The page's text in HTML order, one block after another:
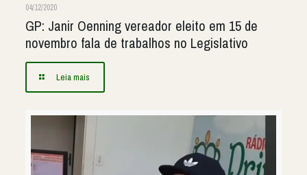
04/12/2020
GP: Janir Oenning vereador eleito em 15 de
novembro fala de trabalhos no Legislativo
Leia mais